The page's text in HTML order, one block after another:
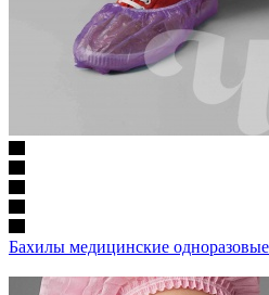
Бахилы медицинские